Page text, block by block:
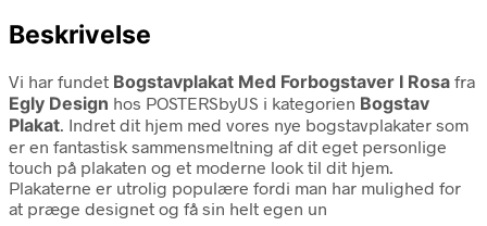
Beskrivelse
Vi har fundet Bogstavplakat Med Forbogstaver I Rosa fra
Egly Design hos POSTERSbyUS i kategorien Bogstav
Plakat. Indret dit hjem med vores nye bogstavplakater som
er en fantastisk sammensmeltning af dit eget personlige
touch på plakaten og et moderne look til dit hjem.
Plakaterne er utrolig populære fordi man har mulighed for
at præge designet og få sin helt egen un